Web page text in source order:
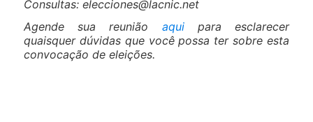
Consultas: elecciones@lacnic.net
Agende sua reunião aquipara esclarecer
quaisquer dúvidas que você possa ter sobre esta
convocação de eleições.